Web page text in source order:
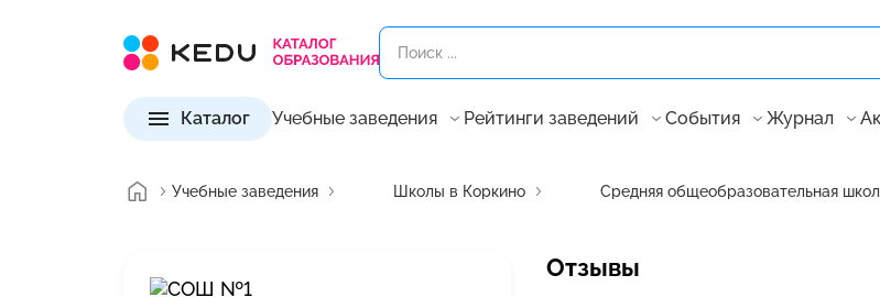
Каталог Учебные заведения Рейтинги заведений События Журнал
Учебные заведения Школы в Коркино Средняя общеобразовательная
Отзывы